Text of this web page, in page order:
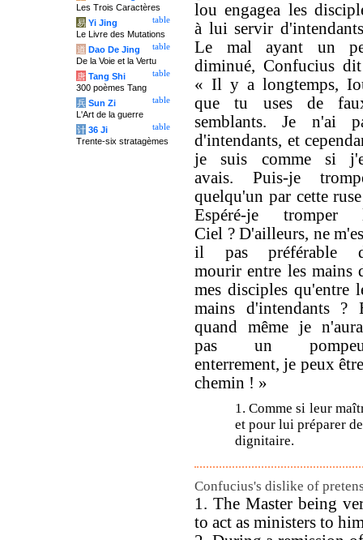
lou engagea les
à lui servir d'intendants
Le mal ayant un
diminué, Confucius
« Il y a longtemps,
que tu uses de
semblants. Je n'ai
d'intendants, et
je suis comme si
avais. Puis-je
quelqu'un par cette
Espéré-je tromper
Ciel ? D'ailleurs, ne
il pas préférable
mourir entre les mains
mes disciples qu'entre
mains d'intendants ?
quand même je
pas un
enterrement, je peux
chemin ! »
1. Comme si leur
et pour lui préparer
dignitaire.
Confucius's dislike of
1. The Master being
to act as ministers to
Les Trois Caractères
table
易 Yi Jing
Le Livre des Mutations
table
道 Dao De Jing
De la Voie et la Vertu
table
唐 Tang Shi
300 poèmes Tang
table
兵 Sun Zi
L'Art de la guerre
table
计 36 Ji
Trente-six stratagèmes